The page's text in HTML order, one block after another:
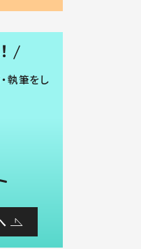
執筆をし